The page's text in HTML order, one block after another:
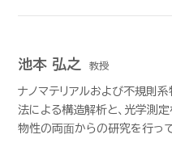
池本 弘之 教授
ナノマテリアルおよび不規則系
法による構造解析と、光学測
物性の両⾯からの研究を行って